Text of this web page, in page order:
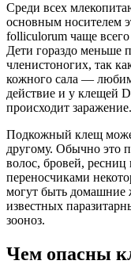
Среди всех
основным носителем
folliculorum чаще
Дети гораздо меньше
членистоногих, так
кожного сала —
действие и у клещей
происходит заражение.
Подкожный клещ
другому. Обычно это
волос, бровей,
переносчиками
могут быть домашние
известных
зооноз.
Чем опасны